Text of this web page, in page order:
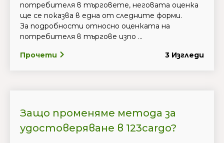
потребителя в търговете, неговата оценка
ще се показва в една от следните форми.
За подробности относно оценката на
потребителя в търгове изпо ...
Прочети 3 Изгледи
Защо променяме метода за
удостоверяване в 123cargo?